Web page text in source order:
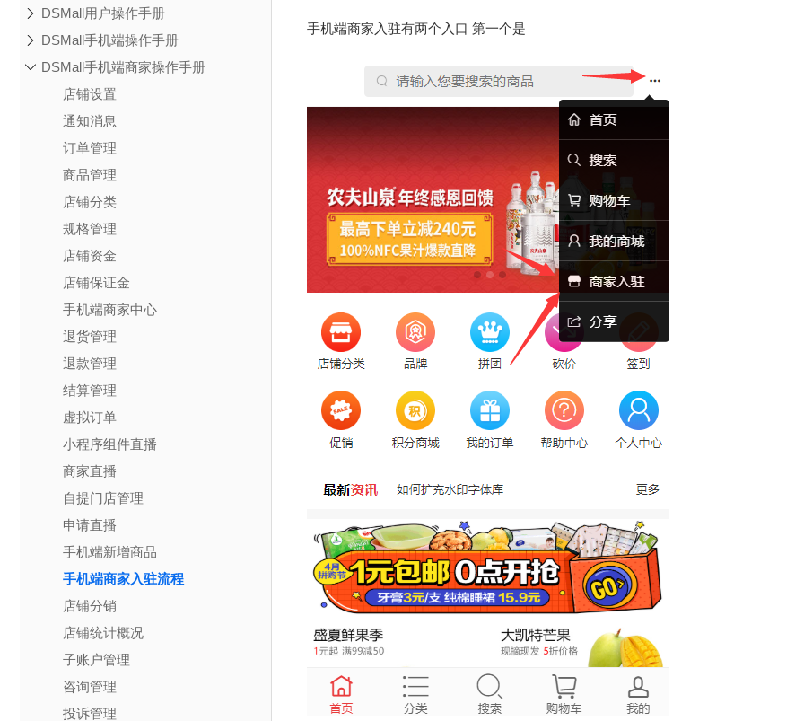
DSMall用户操作手册
DSMall手机端操作手册
DSMall手机端商家操作手册
店铺设置
通知消息
订单管理
商品管理
店铺分类
规格管理
店铺资金
店铺保证金
手机端商家中心
退货管理
退款管理
结算管理
虚拟订单
小程序组件直播
商家直播
自提门店管理
申请直播
手机端新增商品
手机端商家入驻流程
店铺分销
店铺统计概况
子账户管理
咨询管理
投诉管理
手机端商家入驻有两个入口 第一个是